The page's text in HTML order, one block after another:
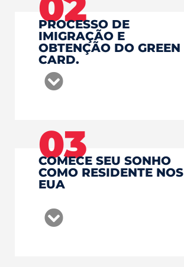
PROCESSO DE
IMIGRAÇÃO E
OBTENÇÃO DO GREEN
CARD.
03
COMECE SEU SONHO
COMO RESIDENTE NOS
EUA